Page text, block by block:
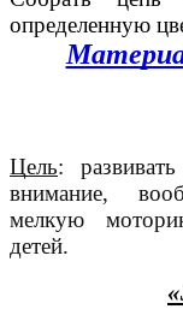
определенную
Цель:
внимание,
мелкую
детей.